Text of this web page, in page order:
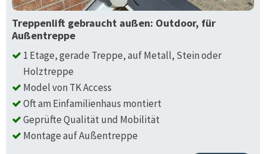
Treppenlift gebraucht außen: Outdoor, für
Außentreppe
1 Etage, gerade Treppe, auf Metall, Stein oder
Holztreppe
Model von TK Access
Oft am Einfamilienhaus montiert
Geprüfte Qualität und Mobilität
Montage auf Außentreppe